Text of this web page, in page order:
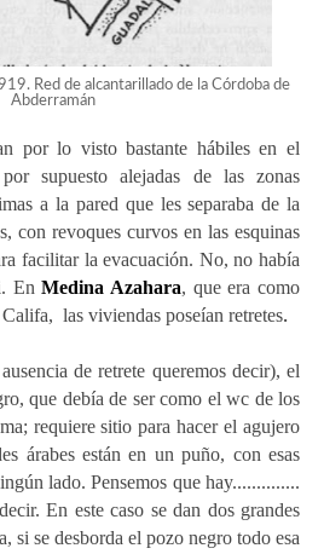
Red de alcantarillado de la Córdoba de
Abderramán
por lo visto bastante hábiles en el
supuesto alejadas de las zonas
a la pared que les separaba de la
con revoques curvos en las esquinas
facilitar la evacuación. No, no había
EnMedina Azahara, que era como
las viviendas poseían retretes.
de retrete queremos decir), el
que debía de ser como el wc de los
requiere sitio para hacer el agujero
árabes están en un puño, con esas
lado. Pensemos que hay..............
. En este caso se dan dos grandes
si se desborda el pozo negro todo esa